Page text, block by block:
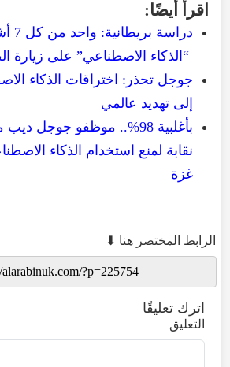
اقرأ أيضًا:
دراسة بريطانية: واحد من كل
“ الذكاء الاصطناعي” على زيارة
جوجل تحذر : اختراقات الذكاء
إلى تهديد عالمي
بأغلبية 98%.. موظفو جوجل
نقابة لمنع استخدام الذكاء
غزة
الرابط المختصر هنا ⬇
اترك تعليقًا
التعليق